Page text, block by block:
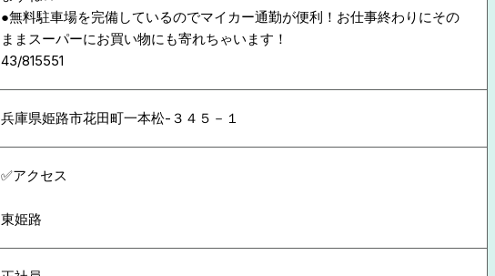
●無料駐車場を完備しているのでマイカー通勤が便利！お仕事終わりにその
ままスーパーにお買い物にも寄れちゃいます！
43/815551
兵庫県姫路市花田町一本松-３４５－１
✅アクセス
東姫路